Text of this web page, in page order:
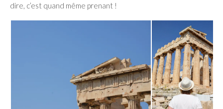
dire, c’est quand même prenant !